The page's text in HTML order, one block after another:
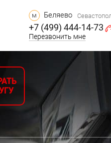
м Беляево
+7 (499) 444-14-73
Перезвонить мне